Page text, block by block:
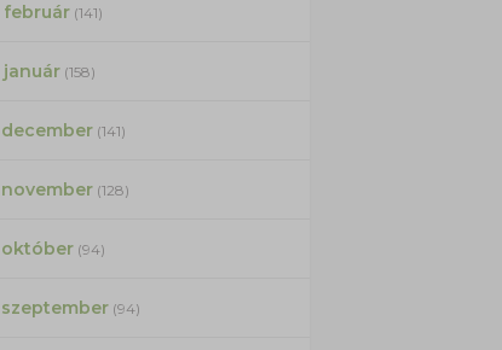
február(141)
január(158)
december(141)
november(128)
október(94)
szeptember(94)